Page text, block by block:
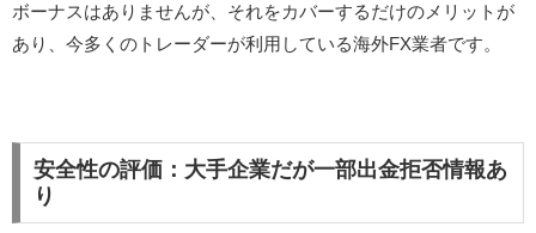
ボーナスはありませんが、それをカバーするだけのメリットが
あり、今多くのトレーダーが利用している海外FX業者です。
安全性の評価：大手企業だが一部出金拒否情報あ
り